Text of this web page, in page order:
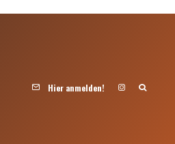
Hier anmelden!